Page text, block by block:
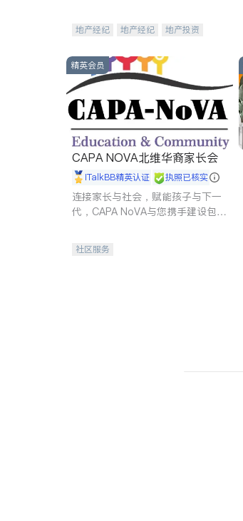
地产经纪 地产经纪
地产投资
精英会员
CAPA NOVA北维华裔家长会
iTalkBB精英认证 执照已核实
连接家长与社会，赋能孩子与下一
代，CAPA NoVA与您携手建设包
社区服务